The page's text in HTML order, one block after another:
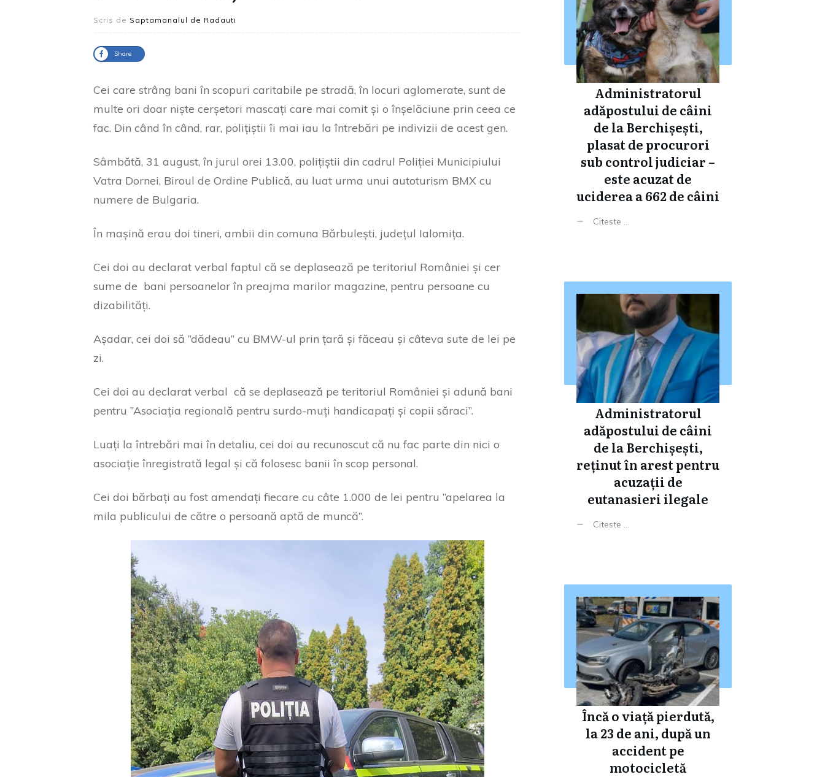
Scris de Saptamanalul de Radauti
Share
Cei care strâng bani în scopuri caritabile pe stradă, în locuri aglomerate, sunt de
multe ori doar niște cerșetori mascați care mai comit și o înșelăciune prin ceea ce
fac. Din când în când, rar, polițiștii îi mai iau la întrebări pe indivizii de acest gen.
Sâmbătă, 31 august, în jurul orei 13.00, polițiștii din cadrul Poliției Municipiului
Vatra Dornei, Biroul de Ordine Publică, au luat urma unui autoturism BMX cu
numere de Bulgaria.
În mașină erau doi tineri, ambii din comuna Bărbulești, județul Ialomița.
Cei doi au declarat verbal faptul că se deplasează pe teritoriul României și cer
sume de bani persoanelor în preajma marilor magazine, pentru persoane cu
dizabilități.
Așadar, cei doi să ”dădeau” cu BMW-ul prin țară și făceau și câteva sute de lei pe
zi.
Cei doi au declarat verbal că se deplasează pe teritoriul României și adună bani
pentru ”Asociația regională pentru surdo-muți handicapați și copii săraci”.
Luați la întrebări mai în detaliu, cei doi au recunoscut că nu fac parte din nici o
asociație înregistrată legal și că folosesc banii în scop personal.
Cei doi bărbați au fost amendați fiecare cu câte 1.000 de lei pentru ”apelarea la
mila publicului de către o persoană aptă de muncă”.
Administratorul
adăpostului de câini
de la Berchișești,
plasat de procurori
sub control judiciar –
este acuzat de
uciderea a 662 de câini
Citeste ...
Administratorul
adăpostului de câini
de la Berchișești,
reținut în arest pentru
acuzații de
eutanasieri ilegale
Citeste ...
Încă o viață pierdută,
la 23 de ani, după un
accident pe
motocicletă